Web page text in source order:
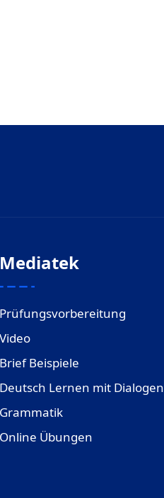
Mediatek
Prüfungsvorbereitung
Video
Brief Beispiele
Deutsch Lernen mit Dialogen
Grammatik
Online Übungen